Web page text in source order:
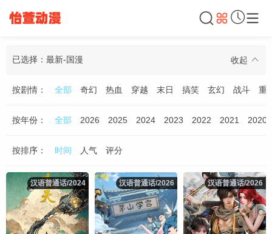
收起
已选择：最新-国漫
按剧情： 全部 奇幻 热血 穿越 末日 搞笑 玄幻 战斗 重
按年份： 全部 2026 2025 2024 2023 2022 2021 2020
按排序： 时间 人气 评分
汉语普通话/2024
汉语普通话/2024 汉语普通话/2026
汉语普通话/2026 汉语普通话/2026
汉语普通话/2026